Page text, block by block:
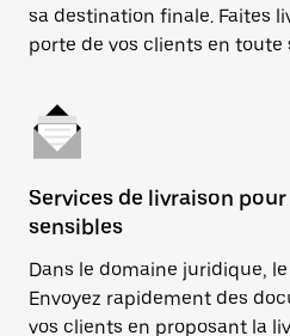
sa destination finale. Faites
porte de vos clients en toute
Services de livraison
sensibles
Dans le domaine juridique,
Envoyez rapidement des
vos clients en proposant la